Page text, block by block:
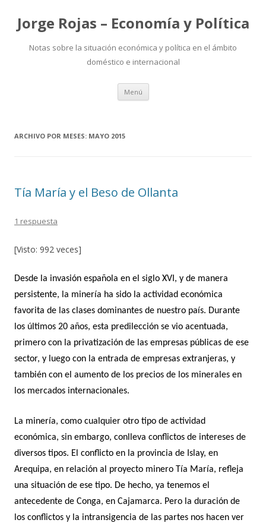
Jorge Rojas – Economía y Política
Notas sobre la situación económica y política en el ámbito
doméstico e internacional
Menú Ir
contenido
ARCHIVO POR MESES: MAYO 2015
Tía María y el Beso de Ollanta
1 respuesta
[Visto: 992 veces]
Desde la invasión española en el siglo XVI, y de manera
persistente, la minería ha sido la actividad económica
favorita de las clases dominantes de nuestro país. Durante
los últimos 20 años, esta predilección se vio acentuada,
primero con la privatización de las empresas públicas de ese
sector, y luego con la entrada de empresas extranjeras, y
también con el aumento de los precios de los minerales en
los mercados internacionales.
La minería, como cualquier otro tipo de actividad
económica, sin embargo, conlleva conflictos de intereses de
diversos tipos. El conflicto en la provincia de Islay, en
Arequipa, en relación al proyecto minero Tía María, refleja
una situación de ese tipo. De hecho, ya tenemos el
antecedente de Conga, en Cajamarca. Pero la duración de
los conflictos y la intransigencia de las partes nos hacen ver